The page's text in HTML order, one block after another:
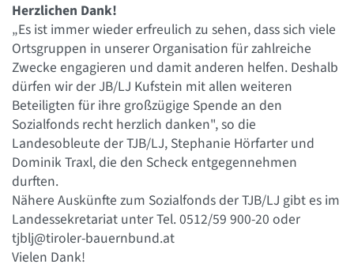
Herzlichen Dank!
„Es ist immer wieder erfreulich zu sehen, dass sich viele
Ortsgruppen in unserer Organisation für zahlreiche
Zwecke engagieren und damit anderen helfen. Deshalb
dürfen wir der JB/LJ Kufstein mit allen weiteren
Beteiligten für ihre großzügige Spende an den
Sozialfonds recht herzlich danken", so die
Landesobleute der TJB/LJ, Stephanie Hörfarter und
Dominik Traxl, die den Scheck entgegennehmen
durften.
Nähere Auskünfte zum Sozialfonds der TJB/LJ gibt es im
Landessekretariat unter Tel. 0512/59 900-20 oder
tjblj@tiroler-bauernbund.at
Vielen Dank!